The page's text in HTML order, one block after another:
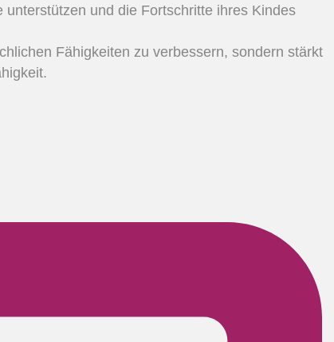
und die Fortschritte ihres Kindes
Fähigkeiten zu verbessern, sondern stärkt